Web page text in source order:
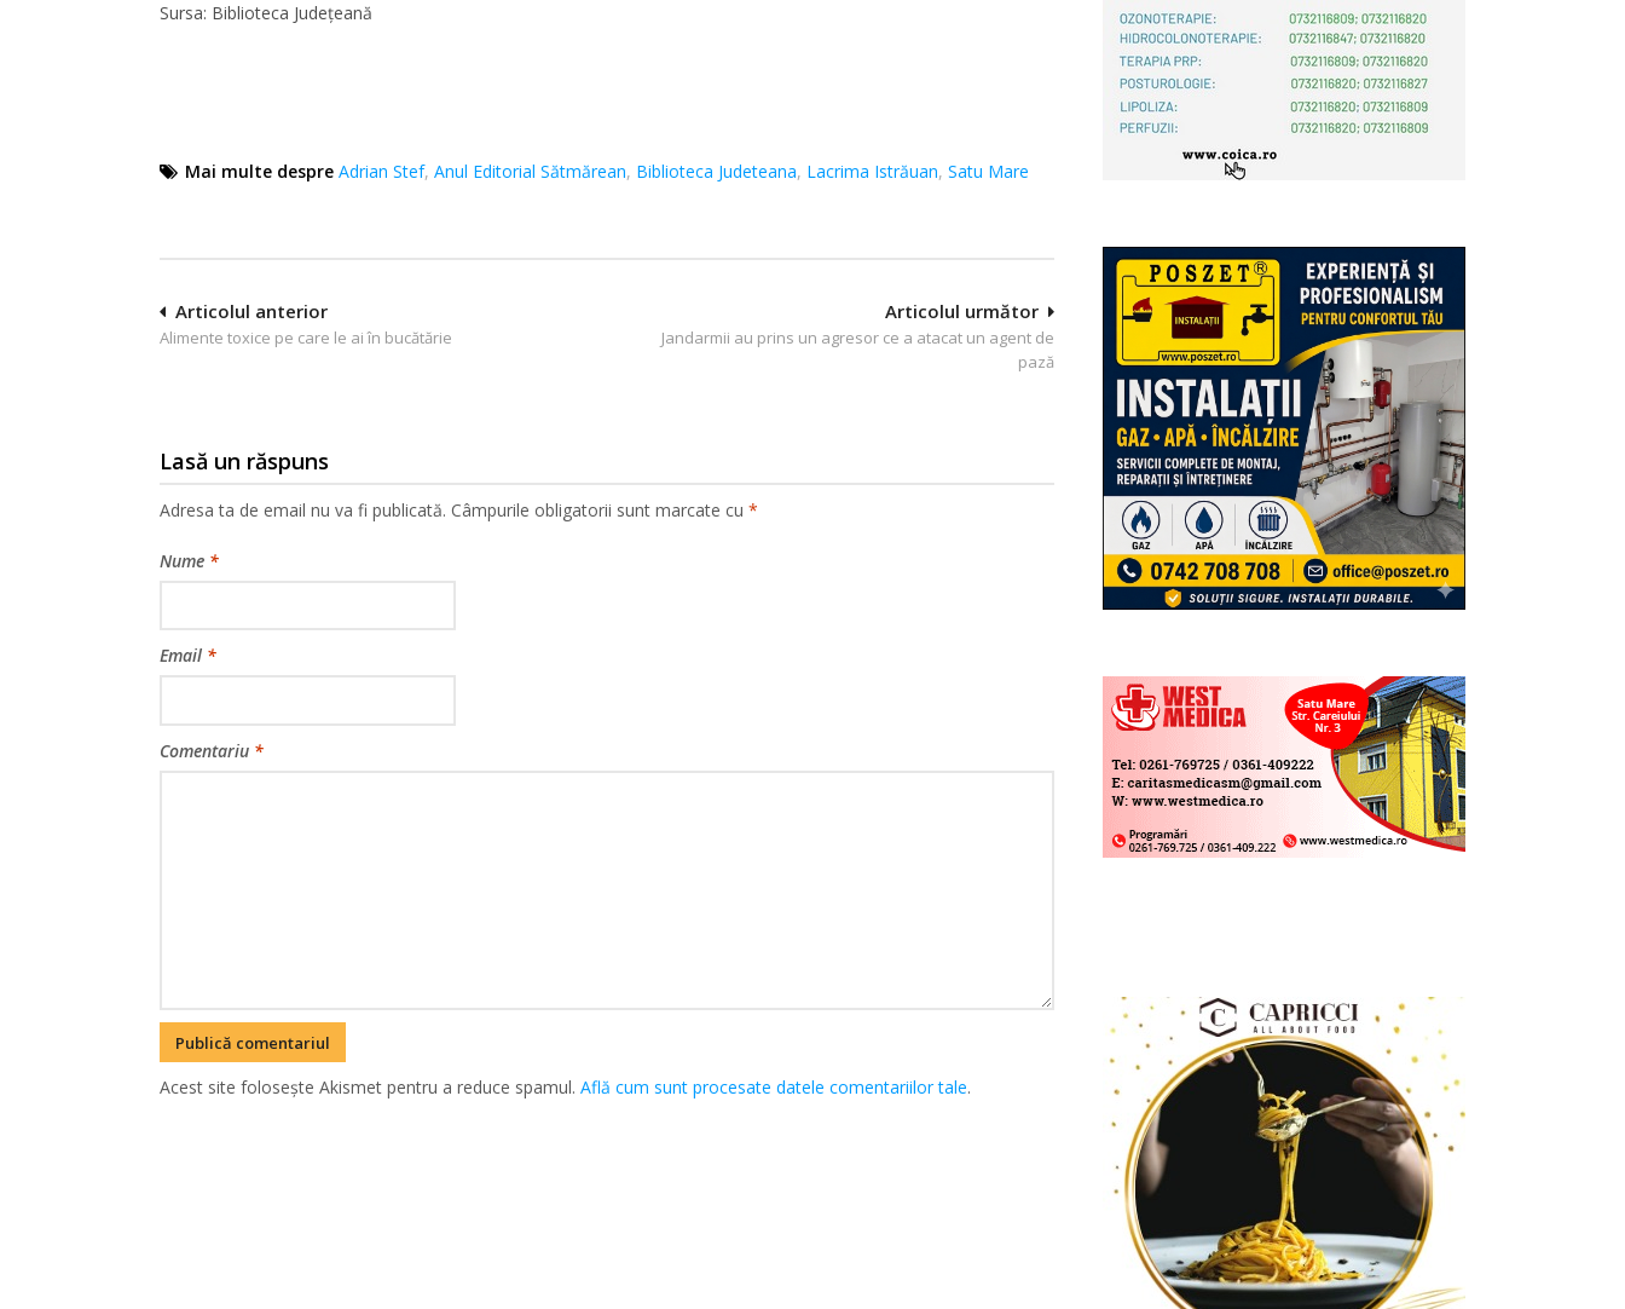
Sursa: Biblioteca Judeţeană
Mai multe despre Adrian Stef, Anul Editorial Sătmărean, Biblioteca Judeteana, Lacrima Istrăuan, Satu Mare
Navigare
în
Articolul următor
Jandarmii au prins un agresor ce a atacat un agent de
pază
Articolul anterior
Alimente toxice pe care le ai în bucătărie
Lasă un răspuns
Adresa ta de email nu va fi publicată. Câmpurile obligatorii sunt marcate cu *
Nume *
Email *
Comentariu *
Acest site folosește Akismet pentru a reduce spamul. Află cum sunt procesate datele comentariilor tale.